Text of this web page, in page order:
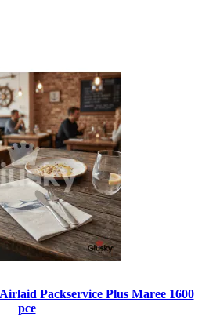
Packservice Plus Maree 1600
pce